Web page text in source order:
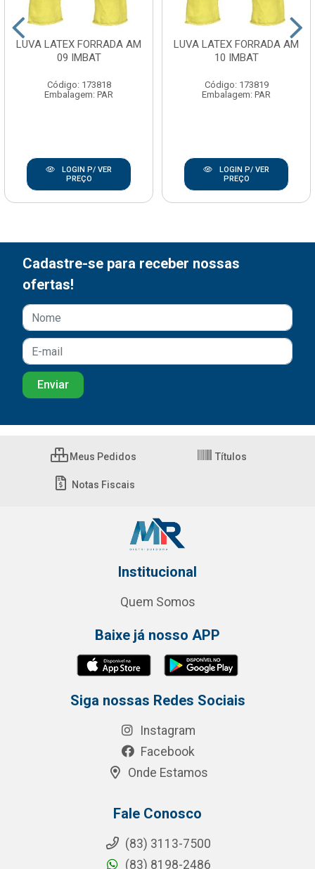
LUVA LATEX FORRADA AM
09 IMBAT
Código: 173818
Embalagem: PAR
LOGIN P/ VER
PREÇO
LUVA LATEX FORRADA AM
10 IMBAT
Código: 173819
Embalagem: PAR
LOGIN P/ VER
PREÇO
Cadastre-se para receber nossas
ofertas!
Meus Pedidos Títulos
Notas Fiscais
Institucional
Quem Somos
Baixe já nosso APP
Siga nossas Redes Sociais
Instagram
Facebook
Onde Estamos
Fale Conosco
(83) 3113-7500
(83) 8198-2486